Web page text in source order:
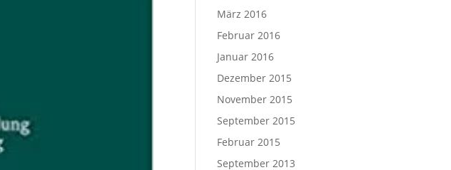
März 2016
Februar 2016
Januar 2016
Dezember 2015
November 2015
September 2015
Februar 2015
September 2013